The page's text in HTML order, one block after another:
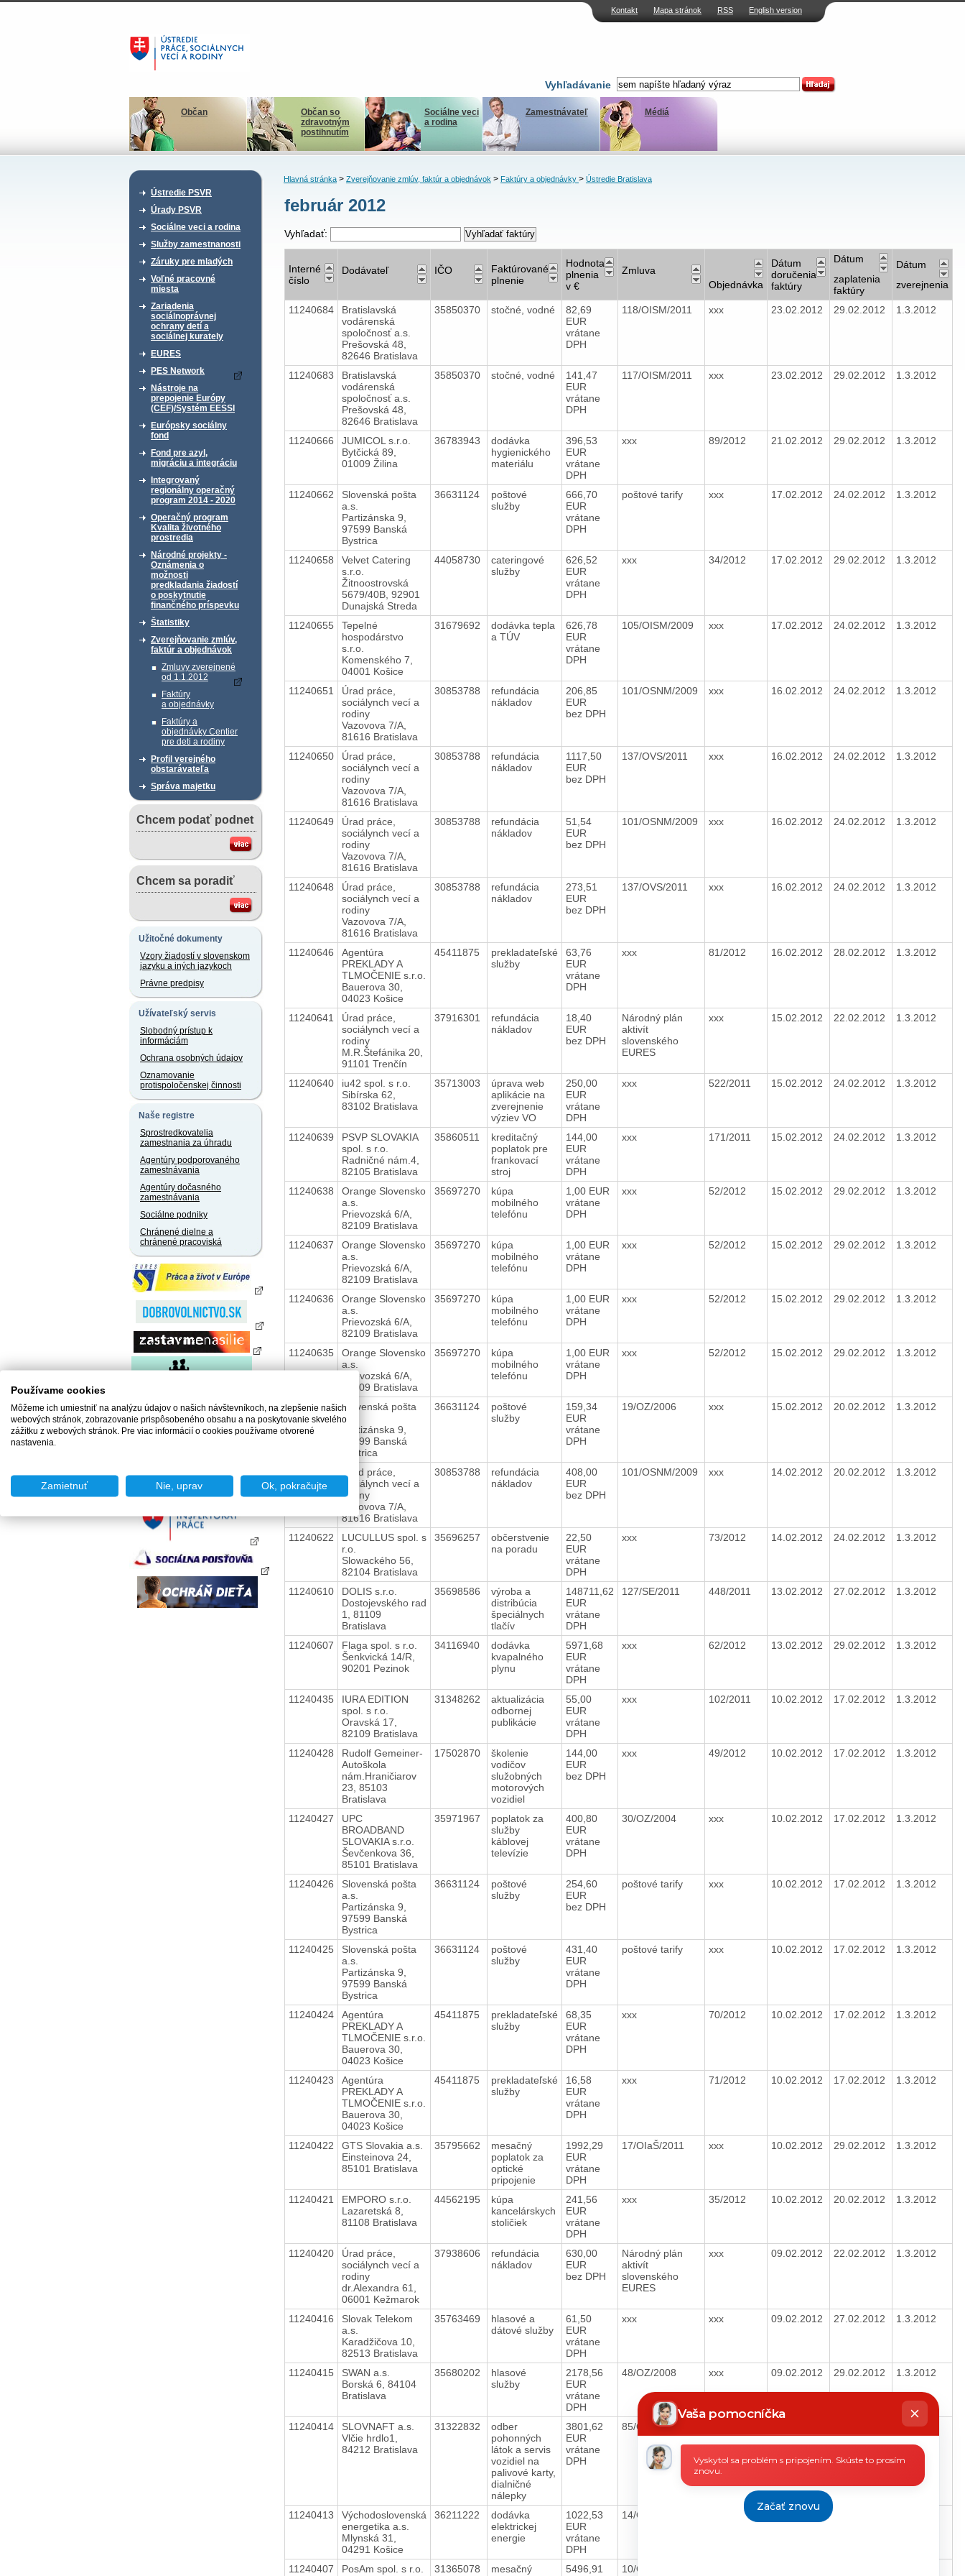
Kontakt Mapa stránok RSS English version
Vyhľadávanie
Občan
Občan so
zdravotným
postihnutím
Sociálne veci
a rodina
Zamestnávateľ Médiá
Ústredie PSVR
Úrady PSVR
Sociálne veci a rodina
Služby zamestnanosti
Záruky pre mladých
Voľné pracovné
miesta
Zariadenia
sociálnoprávnej
ochrany detí a
sociálnej kurately
EURES
PES Network
Nástroje na
prepojenie Európy
(CEF)/Systém EESSI
Európsky sociálny
fond
Fond pre azyl,
migráciu a integráciu
Integrovaný
regionálny operačný
program 2014 - 2020
Operačný program
Kvalita životného
prostredia
Národné projekty -
Oznámenia o
možnosti
predkladania žiadostí
o poskytnutie
finančného príspevku
Štatistiky
Zverejňovanie zmlúv,
faktúr a objednávok
Zmluvy zverejnené
od 1.1.2012
Faktúry
a objednávky
Faktúry a
objednávky Centier
pre deti a rodiny
Profil verejného
obstarávateľa
Správa majetku
Chcem podať podnet
Chcem sa poradiť
Užitočné dokumenty
Vzory žiadostí v slovenskom
jazyku a iných jazykoch
Právne predpisy
Užívateľský servis
Slobodný prístup k
informáciám
Ochrana osobných údajov
Oznamovanie
protispoločenskej činnosti
Naše registre
Sprostredkovatelia
zamestnania za úhradu
Agentúry podporovaného
zamestnávania
Agentúry dočasného
zamestnávania
Sociálne podniky
Chránené dielne a
chránené pracoviská
Hlavná stránka> Zverejňovanie zmlúv, faktúr a objednávok> Faktúry a objednávky > Ústredie Bratislava
február 2012
Vyhľadať:
Interné
číslo
Dodávateľ IČO
Faktúrované
plnenie
Hodnota
plnenia
v €
Zmluva
Objednávka
Dátum
doručenia
faktúry
Dátum
zaplatenia
faktúry
Dátum
zverejnenia
11240684
Bratislavská
vodárenská
spoločnosť a.s.
Prešovská 48,
82646 Bratislava
35850370 stočné, vodné
82,69
EUR
vrátane
DPH
118/OISM/2011 xxx 23.02.2012 29.02.2012 1.3.2012
11240683
Bratislavská
vodárenská
spoločnosť a.s.
Prešovská 48,
82646 Bratislava
35850370 stočné, vodné
141,47
EUR
vrátane
DPH
117/OISM/2011 xxx 23.02.2012 29.02.2012 1.3.2012
11240666
JUMICOL s.r.o.
Bytčická 89,
01009 Žilina
36783943
dodávka
hygienického
materiálu
396,53
EUR
vrátane
DPH
xxx 89/2012 21.02.2012 29.02.2012 1.3.2012
11240662
Slovenská pošta
a.s.
Partizánska 9,
97599 Banská
Bystrica
36631124
poštové
služby
666,70
EUR
vrátane
DPH
poštové tarify xxx 17.02.2012 24.02.2012 1.3.2012
11240658
Velvet Catering
s.r.o.
Žitnoostrovská
5679/40B, 92901
Dunajská Streda
44058730
cateringové
služby
626,52
EUR
vrátane
DPH
xxx 34/2012 17.02.2012 29.02.2012 1.3.2012
11240655
Tepelné
hospodárstvo
s.r.o.
Komenského 7,
04001 Košice
31679692
dodávka tepla
a TÚV
626,78
EUR
vrátane
DPH
105/OISM/2009 xxx 17.02.2012 24.02.2012 1.3.2012
11240651
Úrad práce,
sociálynch vecí a
rodiny
Vazovova 7/A,
81616 Bratislava
30853788
refundácia
nákladov
206,85
EUR
bez DPH
101/OSNM/2009 xxx 16.02.2012 24.02.2012 1.3.2012
11240650
Úrad práce,
sociálynch vecí a
rodiny
Vazovova 7/A,
81616 Bratislava
30853788
refundácia
nákladov
1117,50
EUR
bez DPH
137/OVS/2011 xxx 16.02.2012 24.02.2012 1.3.2012
11240649
Úrad práce,
sociálynch vecí a
rodiny
Vazovova 7/A,
81616 Bratislava
30853788
refundácia
nákladov
51,54
EUR
bez DPH
101/OSNM/2009 xxx 16.02.2012 24.02.2012 1.3.2012
11240648
Úrad práce,
sociálynch vecí a
rodiny
Vazovova 7/A,
81616 Bratislava
30853788
refundácia
nákladov
273,51
EUR
bez DPH
137/OVS/2011 xxx 16.02.2012 24.02.2012 1.3.2012
11240646
Agentúra
PREKLADY A
TLMOČENIE s.r.o.
Bauerova 30,
04023 Košice
45411875
prekladateľské
služby
63,76
EUR
vrátane
DPH
xxx 81/2012 16.02.2012 28.02.2012 1.3.2012
11240641
Úrad práce,
sociálynch vecí a
rodiny
M.R.Štefánika 20,
91101 Trenčín
37916301
refundácia
nákladov
18,40
EUR
bez DPH
Národný plán
aktivít
slovenského
EURES
xxx 15.02.2012 22.02.2012 1.3.2012
11240640
iu42 spol. s r.o.
Sibírska 62,
83102 Bratislava
35713003
úprava web
aplikácie na
zverejnenie
výziev VO
250,00
EUR
vrátane
DPH
xxx 522/2011 15.02.2012 24.02.2012 1.3.2012
11240639
PSVP SLOVAKIA
spol. s r.o.
Radničné nám.4,
82105 Bratislava
35860511
kreditačný
poplatok pre
frankovací
stroj
144,00
EUR
vrátane
DPH
xxx 171/2011 15.02.2012 24.02.2012 1.3.2012
11240638
Orange Slovensko
a.s.
Prievozská 6/A,
82109 Bratislava
35697270
kúpa
mobilného
telefónu
1,00 EUR
vrátane
DPH
xxx 52/2012 15.02.2012 29.02.2012 1.3.2012
11240637
Orange Slovensko
a.s.
Prievozská 6/A,
82109 Bratislava
35697270
kúpa
mobilného
telefónu
1,00 EUR
vrátane
DPH
xxx 52/2012 15.02.2012 29.02.2012 1.3.2012
11240636
Orange Slovensko
a.s.
Prievozská 6/A,
82109 Bratislava
35697270
kúpa
mobilného
telefónu
1,00 EUR
vrátane
DPH
xxx 52/2012 15.02.2012 29.02.2012 1.3.2012
11240635
Orange Slovensko
a.s.
Prievozská 6/A,
82109 Bratislava
35697270
kúpa
mobilného
telefónu
1,00 EUR
vrátane
DPH
xxx 52/2012 15.02.2012 29.02.2012 1.3.2012
11240634
Slovenská pošta
a.s.
Partizánska 9,
97599 Banská
Bystrica
36631124
poštové
služby
159,34
EUR
vrátane
DPH
19/OZ/2006 xxx 15.02.2012 20.02.2012 1.3.2012
Úrad práce,
sociálynch vecí a
rodiny
Vazovova 7/A,
81616 Bratislava
30853788
refundácia
nákladov
408,00
EUR
bez DPH
101/OSNM/2009 xxx 14.02.2012 20.02.2012 1.3.2012
11240622
LUCULLUS spol. s
r.o.
Slowackého 56,
82104 Bratislava
35696257
občerstvenie
na poradu
22,50
EUR
vrátane
DPH
xxx 73/2012 14.02.2012 24.02.2012 1.3.2012
11240610
DOLIS s.r.o.
Dostojevského rad
1, 81109
Bratislava
35698586
výroba a
distribúcia
špeciálnych
tlačív
148711,62
EUR
vrátane
DPH
127/SE/2011 448/2011 13.02.2012 27.02.2012 1.3.2012
11240607
Flaga spol. s r.o.
Šenkvická 14/R,
90201 Pezinok
34116940
dodávka
kvapalného
plynu
5971,68
EUR
vrátane
DPH
xxx 62/2012 13.02.2012 29.02.2012 1.3.2012
11240435
IURA EDITION
spol. s r.o.
Oravská 17,
82109 Bratislava
31348262
aktualizácia
odbornej
publikácie
55,00
EUR
vrátane
DPH
xxx 102/2011 10.02.2012 17.02.2012 1.3.2012
11240428
Rudolf Gemeiner-
Autoškola
nám.Hraničiarov
23, 85103
Bratislava
17502870
školenie
vodičov
služobných
motorových
vozidiel
144,00
EUR
bez DPH
xxx 49/2012 10.02.2012 17.02.2012 1.3.2012
11240427
UPC
BROADBAND
SLOVAKIA s.r.o.
Ševčenkova 36,
85101 Bratislava
35971967
poplatok za
služby
káblovej
televízie
400,80
EUR
vrátane
DPH
30/OZ/2004 xxx 10.02.2012 17.02.2012 1.3.2012
11240426
Slovenská pošta
a.s.
Partizánska 9,
97599 Banská
Bystrica
36631124
poštové
služby
254,60
EUR
bez DPH
poštové tarify xxx 10.02.2012 17.02.2012 1.3.2012
11240425
Slovenská pošta
a.s.
Partizánska 9,
97599 Banská
Bystrica
36631124
poštové
služby
431,40
EUR
vrátane
DPH
poštové tarify xxx 10.02.2012 17.02.2012 1.3.2012
11240424
Agentúra
PREKLADY A
TLMOČENIE s.r.o.
Bauerova 30,
04023 Košice
45411875
prekladateľské
služby
68,35
EUR
vrátane
DPH
xxx 70/2012 10.02.2012 17.02.2012 1.3.2012
11240423
Agentúra
PREKLADY A
TLMOČENIE s.r.o.
Bauerova 30,
04023 Košice
45411875
prekladateľské
služby
16,58
EUR
vrátane
DPH
xxx 71/2012 10.02.2012 17.02.2012 1.3.2012
11240422
GTS Slovakia a.s.
Einsteinova 24,
85101 Bratislava
35795662
mesačný
poplatok za
optické
pripojenie
1992,29
EUR
vrátane
DPH
17/OIaŠ/2011 xxx 10.02.2012 29.02.2012 1.3.2012
11240421
EMPORO s.r.o.
Lazaretská 8,
81108 Bratislava
44562195
kúpa
kancelárskych
stoličiek
241,56
EUR
vrátane
DPH
xxx 35/2012 10.02.2012 20.02.2012 1.3.2012
11240420
Úrad práce,
sociálynch vecí a
rodiny
dr.Alexandra 61,
06001 Kežmarok
37938606
refundácia
nákladov
630,00
EUR
bez DPH
Národný plán
aktivít
slovenského
EURES
xxx 09.02.2012 22.02.2012 1.3.2012
11240416
Slovak Telekom
a.s.
Karadžičova 10,
82513 Bratislava
35763469
hlasové a
dátové služby
61,50
EUR
vrátane
DPH
xxx xxx 09.02.2012 27.02.2012 1.3.2012
11240415
SWAN a.s.
Borská 6, 84104
Bratislava
35680202
hlasové
služby
2178,56
EUR
vrátane
DPH
48/OZ/2008 xxx 09.02.2012 29.02.2012 1.3.2012
11240414
SLOVNAFT a.s.
Vlčie hrdlo1,
84212 Bratislava
31322832
odber
pohonných
látok a servis
vozidiel na
palivové karty,
dialničné
nálepky
3801,62
EUR
vrátane
DPH
85/OZ/2004 1.3.2012
11240413
Východoslovenská
energetika a.s.
Mlynská 31,
04291 Košice
36211222
dodávka
elektrickej
energie
1022,53
EUR
vrátane
DPH
14/OZ/2005
11240407
PosAm spol. s r.o.
31365078
mesačný
5496,91
10/OZ/2008
Vaša pomocníčka
Chatbot
píše
Vyskytol sa problém s pripojením. Skúste to prosím
znovu.
Začať znovu
Používame cookies
Môžeme ich umiestniť na analýzu údajov o našich návštevníkoch, na zlepšenie našich
webových stránok, zobrazovanie prispôsobeného obsahu a na poskytovanie skvelého
zážitku z webových stránok. Pre viac informácií o cookies používame otvorené
nastavenia.
Zamietnuť Nie, uprav Ok, pokračujte